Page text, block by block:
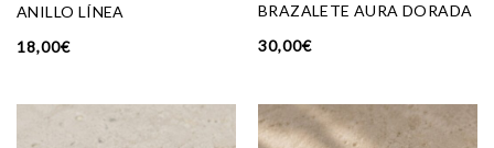
ANILLO LÍNEA
18,00€
BRAZALETE AURA DORADA
30,00€